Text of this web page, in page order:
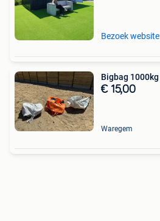
Bezoek website
Bigbag 1000kg
€ 15,00
Waregem